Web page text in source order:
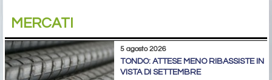
MERCATI
5 agosto 2026
TONDO: ATTESE MENO RIBASSISTE IN
VISTA DI SETTEMBRE